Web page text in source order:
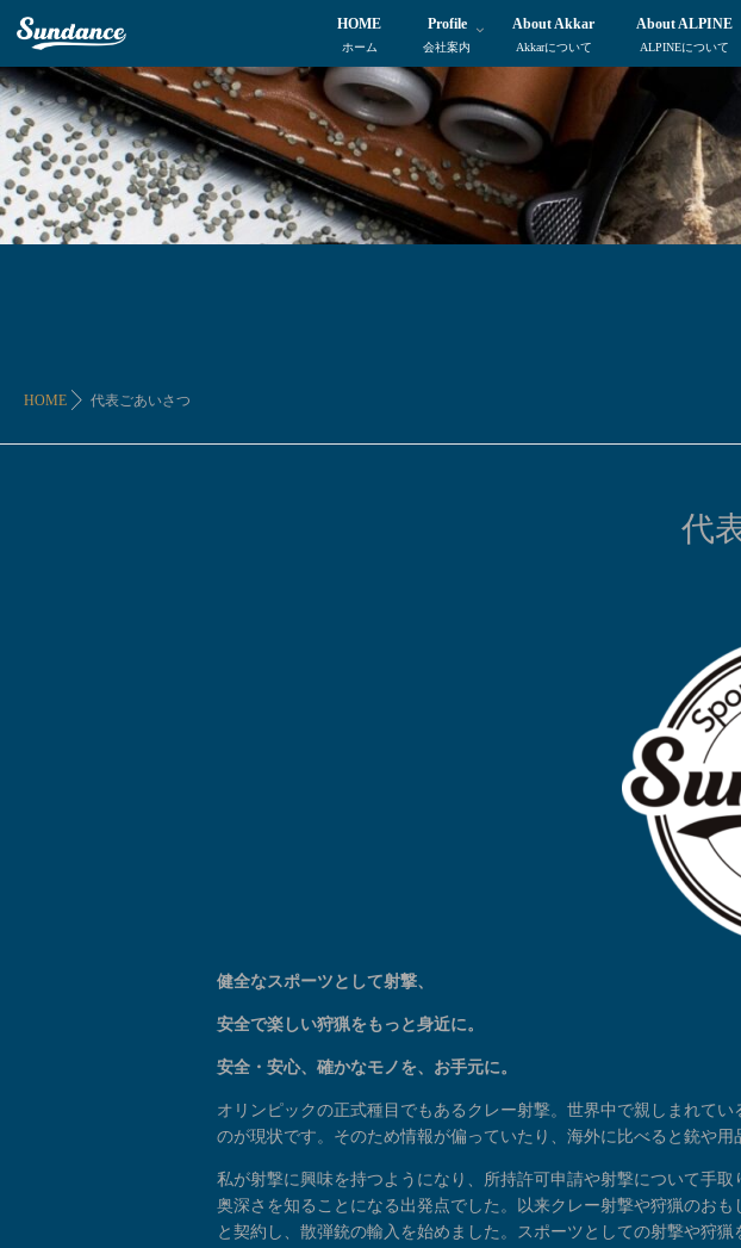
HOME
ホーム
Profile
会社案内
About Akkar
Akkarについて
About ALPINE
ALPINEについて
HOME 代表ごあいさつ
代
健全なスポーツとして射撃、
安全で楽しい狩猟をもっと身近に。
安全・安心、確かなモノを、お手元に。
オリンピックの正式種目でもあるクレー射撃。世界中で親しまれて
のが現状です。そのため情報が偏っていたり、海外に比べると銃や用
私が射撃に興味を持つようになり、所持許可申請や射撃について手
奥深さを知ることになる出発点でした。以来クレー射撃や狩猟のお
と契約し、散弾銃の輸入を始めました。スポーツとしての射撃や狩